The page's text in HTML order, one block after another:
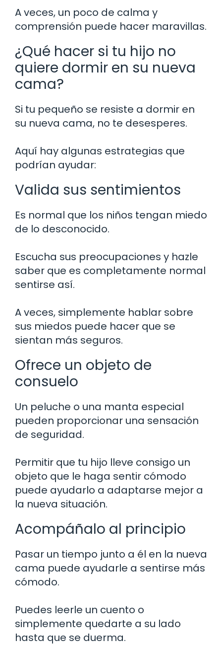
A veces, un poco de calma y
comprensión puede hacer maravillas.
¿Qué hacer si tu hijo no
quiere dormir en su nueva
cama?
Si tu pequeño se resiste a dormir en
su nueva cama, no te desesperes.
Aquí hay algunas estrategias que
podrían ayudar:
Valida sus sentimientos
Es normal que los niños tengan miedo
de lo desconocido.
Escucha sus preocupaciones y hazle
saber que es completamente normal
sentirse así.
A veces, simplemente hablar sobre
sus miedos puede hacer que se
sientan más seguros.
Ofrece un objeto de
consuelo
Un peluche o una manta especial
pueden proporcionar una sensación
de seguridad.
Permitir que tu hijo lleve consigo un
objeto que le haga sentir cómodo
puede ayudarlo a adaptarse mejor a
la nueva situación.
Acompáñalo al principio
Pasar un tiempo junto a él en la nueva
cama puede ayudarle a sentirse más
cómodo.
Puedes leerle un cuento o
simplemente quedarte a su lado
hasta que se duerma.